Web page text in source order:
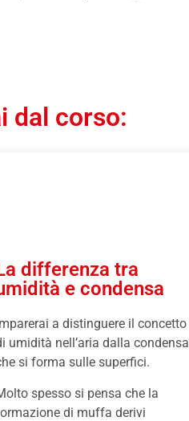
dal corso:
differenza tra
e condensa
Imparerai a distinguere il concetto
umidità nell’aria dalla condensa
si forma sulle superfici.
spesso si pensa che la
di muffa derivi